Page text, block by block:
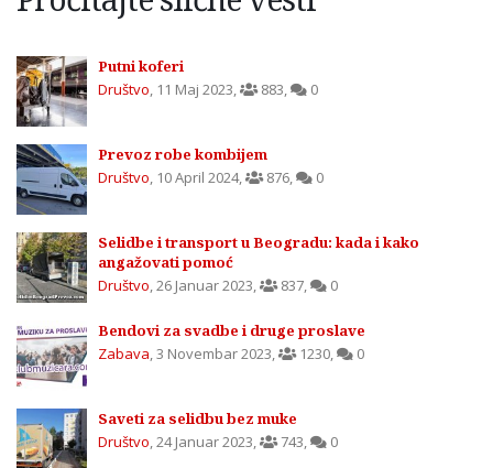
Putni koferi
Društvo, 11 Maj 2023, 883, 0
Prevoz robe kombijem
Društvo, 10 April 2024, 876, 0
Selidbe i transport u Beogradu: kada i kako
angažovati pomoć
Društvo,26 Januar 2023, 837, 0
Bendovi za svadbe i druge proslave
Zabava,3 Novembar 2023, 1230, 0
Saveti za selidbu bez muke
Društvo,24 Januar 2023, 743, 0